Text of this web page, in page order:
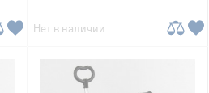
Нет в наличии